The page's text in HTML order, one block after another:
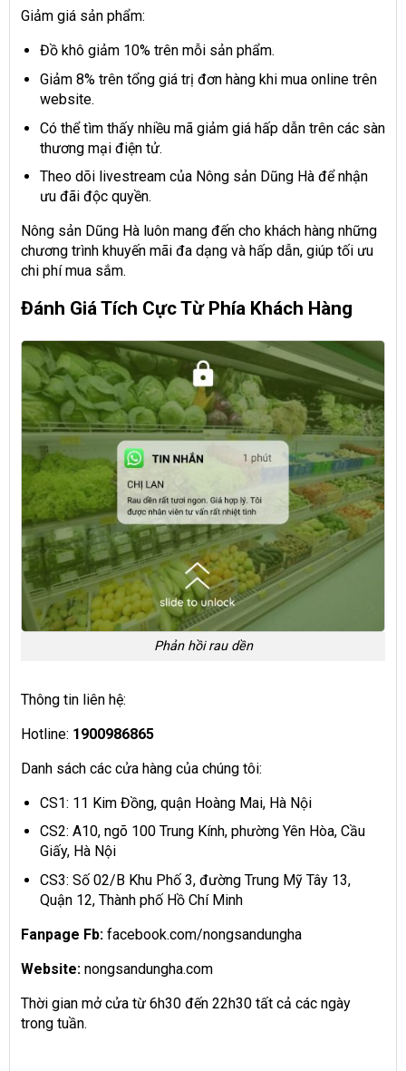
Giảm giá sản phẩm:
Đồ khô giảm 10% trên mỗi sản phẩm.
Giảm 8% trên tổng giá trị đơn hàng khi mua online trên
website.
Có thể tìm thấy nhiều mã giảm giá hấp dẫn trên các sàn
thương mại điện tử.
Theo dõi livestream của Nông sản Dũng Hà để nhận
ưu đãi độc quyền.
Nông sản Dũng Hà luôn mang đến cho khách hàng những
chương trình khuyến mãi đa dạng và hấp dẫn, giúp tối ưu
chi phí mua sắm.
Đánh Giá Tích Cực Từ Phía Khách Hàng
Phản hồi rau dền
Thông tin liên hệ:
Hotline: 1900986865
Danh sách các cửa hàng của chúng tôi:
CS1: 11 Kim Đồng, quận Hoàng Mai, Hà Nội
CS2: A10, ngõ 100 Trung Kính, phường Yên Hòa, Cầu
Giấy, Hà Nội
CS3: Số 02/B Khu Phố 3, đường Trung Mỹ Tây 13,
Quận 12, Thành phố Hồ Chí Minh
Fanpage Fb: facebook.com/nongsandungha
Website: nongsandungha.com
Thời gian mở cửa từ 6h30 đến 22h30 tất cả các ngày
trong tuần.